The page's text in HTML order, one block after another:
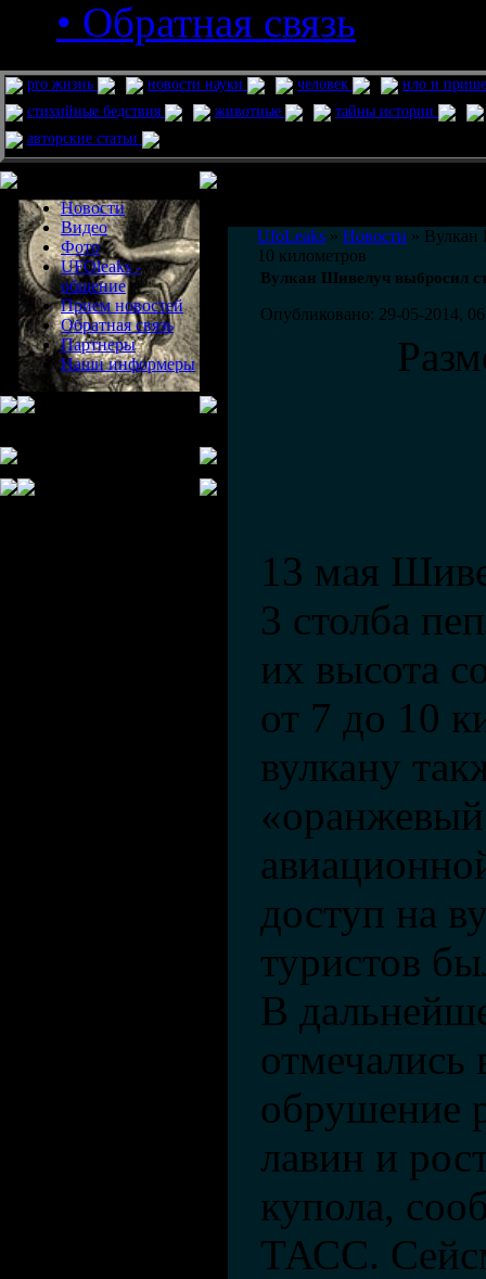
• Обратная связь
pro жизнь новости науки человек
нло и
стихийные бедствия
животные
тайны истории
авторские статьи
Новости
Видео
Фото
UFOleaks -
общение
Прием новостей
Обратная связь
Партнеры
Наши информеры
UfoLeaks » Новости » Вулкан
10 километров
Вулкан Шивелуч выбросил
Опубликовано: 29-05-2014,
13 мая
3 столба
их высота
от 7 до 10
вулкану
доступ на
туристов
В
обрушение
лавин и
купола,
ТАСС.